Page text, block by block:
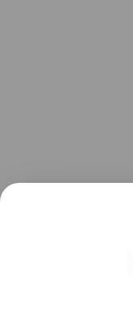
Участвуйте в